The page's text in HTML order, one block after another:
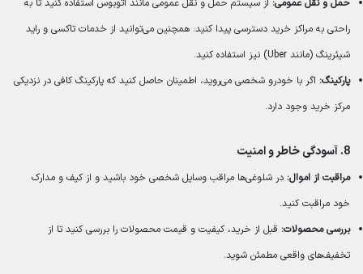
راحتی به مراکز خرید دسترسی پیدا کنید. همچنین می‌توانید از خدمات تاکسی و راید
شیئرینگ (مانند Uber) نیز استفاده کنید.
پارکینگ: اگر با خودرو شخصی می‌روید، اطمینان حاصل کنید که پارکینگ کافی در نزدیکی
مرکز خرید وجود دارد.
8. آسودگی خاطر و امنیت
مراقبت از اموال: در شلوغی‌ها مراقب وسایل شخصی خود باشید و از کیف و مدارک
خود مراقبت کنید.
بررسی محصولات: قبل از خرید، کیفیت و قیمت محصولات را بررسی کنید تا از
تخفیف‌های واقعی مطمئن شوید.